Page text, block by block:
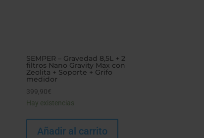
SEMPER – Gravedad 8,5L + 2
filtros Nano Gravity Max con
Zeolita + Soporte + Grifo
medidor
399,90€
Hay existencias
Añadir al carrito